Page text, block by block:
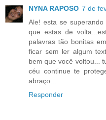
NYNA RAPOSO 7 de
Ale! esta se
que estas de
palavras tão bonitas
ficar sem ler algum
bem que você voltou...
céu continue te
abraço...
Responder